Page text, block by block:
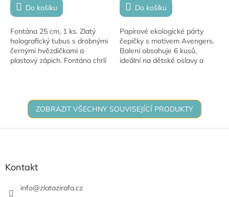
Do košíku
Fontána 25 cm, 1 ks. Zlatý
holografický tubus s drobnými
černými hvězdičkami a
plastový zápich. Fontána chrlí
Do košíku
Papírové ekologické párty
čepičky s motivem Avengers.
Balení obsahuje 6 kusů,
ideální na dětské oslavy a
ZOBRAZIT VŠECHNY SOUVISEJÍCÍ PRODUKTY
Z
Kontakt
info@zlatazirafa.cz